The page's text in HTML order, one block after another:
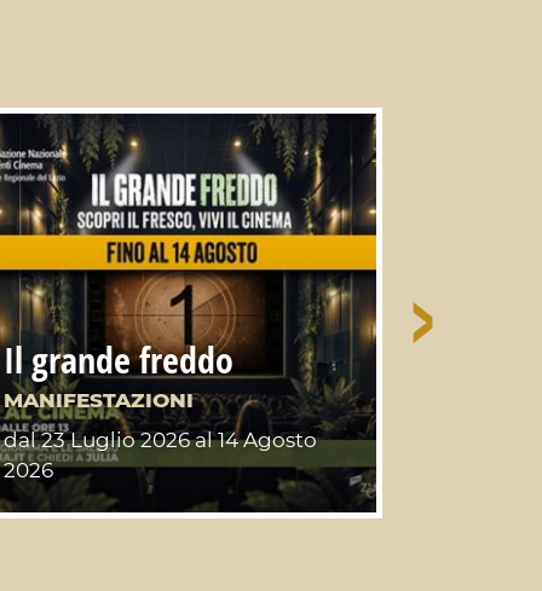
Il grande freddo
MANIFESTAZIONI
dal 23 Luglio 2026al 14 Agosto
2026